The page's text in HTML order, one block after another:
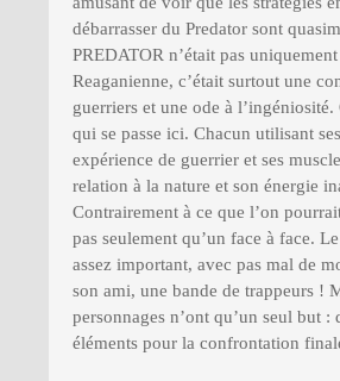
débarrasser du Predator sont
PREDATOR n’était pas
Reaganienne, c’était surtout une
guerriers et une ode à l’ingéniosité.
qui se passe ici. Chacun utilisant
expérience de guerrier et ses
relation à la nature et son énergie
Contrairement à ce que l’on
pas seulement qu’un face à face.
assez important, avec pas mal de
son ami, une bande de trappeurs !
personnages n’ont qu’un seul but :
éléments pour la confrontation